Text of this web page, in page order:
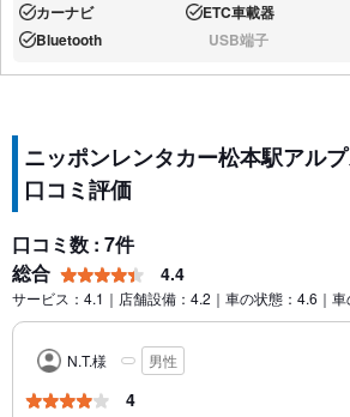
あり:カーナビ あり:ETC車載器
あり:Bluetooth なし:USB端子
ニッポンレンタカー松本駅アル
口コミ評価
口コミ数 : 7件
総合
4.4
サービス：4.1｜店舗設備：4.2｜車の状態：4.6｜
N.T.様 男性
4